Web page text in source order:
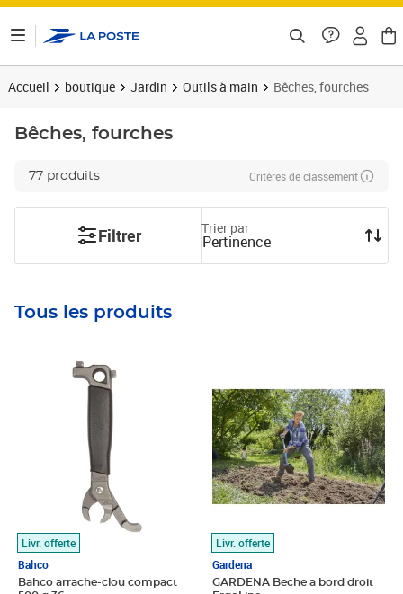
Accueil boutique Jardin Outils à main Bêches, fourches
Bêches, fourches
77 produits Critères de classement
Filtrer Trier par
Pertinence
Tous les produits
Livr. offerte
Bahco
Bahco arrache-clou compact
Prix barré 58,99€
Prix 46,60€
Livr. offerte
Gardena
GARDENA Beche a bord droit